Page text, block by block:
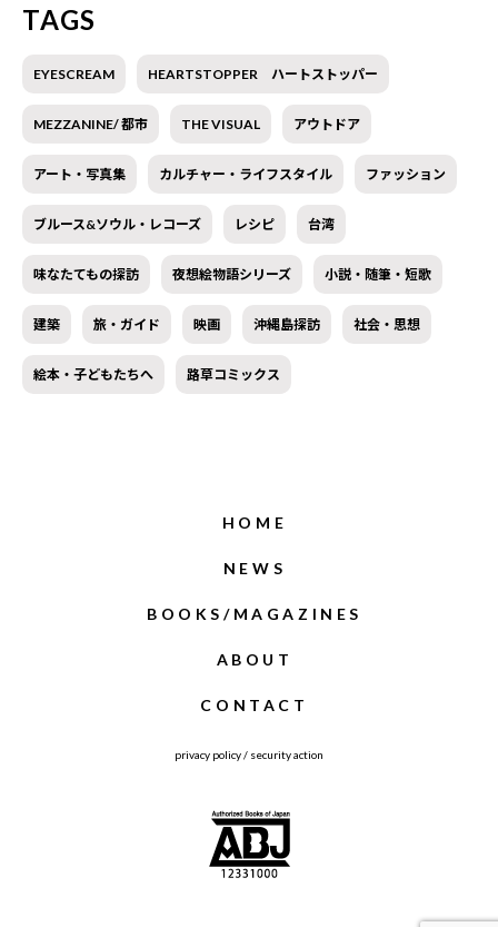
TAGS
EYESCREAM HEARTSTOPPER ハートストッパー
MEZZANINE/ 都市 THE VISUAL アウトドア
アート・写真集 カルチャー・ライフスタイル ファッション
ブルース&ソウル・レコーズ レシピ 台湾
味なたてもの探訪 夜想絵物語シリーズ 小説・随筆・短歌
建築 旅・ガイド 映画 沖縄島探訪 社会・思想
絵本・子どもたちへ 路草コミックス
HOME
NEWS
BOOKS/MAGAZINES
ABOUT
CONTACT
privacy policy/ security action